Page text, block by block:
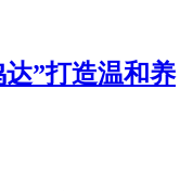
”打造温和养